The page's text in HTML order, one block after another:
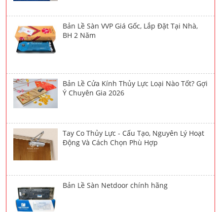
Bản Lề Sàn VVP Giá Gốc, Lắp Đặt Tại Nhà,
BH 2 Năm
Bản Lề Cửa Kính Thủy Lực Loại Nào Tốt? Gợi
Ý Chuyên Gia 2026
Tay Co Thủy Lực - Cấu Tạo, Nguyên Lý Hoạt
Động Và Cách Chọn Phù Hợp
Bản Lề Sàn Netdoor chính hãng